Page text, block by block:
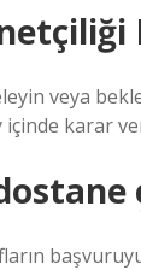
veya
içinde karar